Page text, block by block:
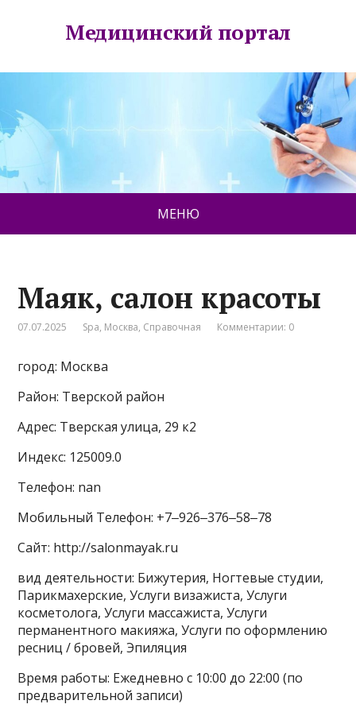
Медицинский портал
МЕНЮ
Маяк, салон красоты
07.07.2025 Spa, Москва, Справочная Комментарии: 0
город: Москва
Район: Тверской район
Адрес: Тверская улица, 29 к2
Индекс: 125009.0
Телефон: nan
Мобильный Телефон: +7‒926‒376‒58‒78
Сайт: http://salonmayak.ru
вид деятельности: Бижутерия, Ногтевые студии,
Парикмахерские, Услуги визажиста, Услуги
косметолога, Услуги массажиста, Услуги
перманентного макияжа, Услуги по оформлению
ресниц / бровей, Эпиляция
Время работы: Ежедневно с 10:00 до 22:00 (по
предварительной записи)